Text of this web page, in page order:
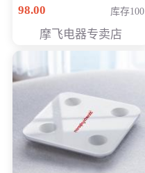
98.00
库存100
摩飞电器专卖店